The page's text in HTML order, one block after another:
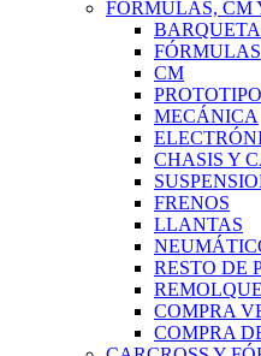
FÓRMULAS, CM
FÓRMULAS
CM
MECÁNICA
CHASIS Y
FRENOS
LLANTAS
RESTO DE
COMPRA
COMPRA